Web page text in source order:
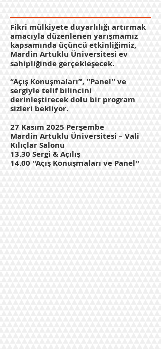
Fikri mülkiyete duyarlılığı artırmak
amacıyla düzenlenen yarışmamız
kapsamında üçüncü etkinliğimiz,
Mardin Artuklu Üniversitesi ev
sahipliğinde gerçekleşecek.
“Açış Konuşmaları”, ''Panel'' ve
sergiyle telif bilincini
derinleştirecek dolu bir program
sizleri bekliyor.
27 Kasım 2025 Perşembe
Mardin Artuklu Üniversitesi – Vali
Kılıçlar Salonu
13.30 Sergi & Açılış
14.00 ''Açış Konuşmaları ve Panel''